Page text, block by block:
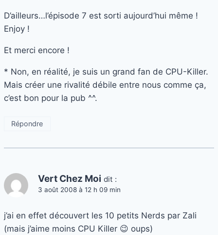
D’ailleurs…l’épisode 7 est sorti aujourd’hui même !
Enjoy !
Et merci encore !
* Non, en réalité, je suis un grand fan de CPU-Killer.
Mais créer une rivalité débile entre nous comme ça,
c’est bon pour la pub ^^.
Répondre
Vert Chez Moi dit :
3 août 2008 à 12 h 09 min
j’ai en effet découvert les 10 petits Nerds par Zali
(mais j’aime moins CPU Killer 😉 oups)